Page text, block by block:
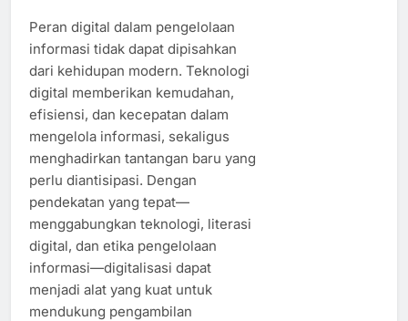
Peran digital dalam pengelolaan
informasi tidak dapat dipisahkan
dari kehidupan modern. Teknologi
digital memberikan kemudahan,
efisiensi, dan kecepatan dalam
mengelola informasi, sekaligus
menghadirkan tantangan baru yang
perlu diantisipasi. Dengan
pendekatan yang tepat—
menggabungkan teknologi, literasi
digital, dan etika pengelolaan
informasi—digitalisasi dapat
menjadi alat yang kuat untuk
mendukung pengambilan